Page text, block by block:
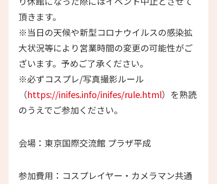
頂きます。
※当日の天候や新型コロナウイルスの感染拡
大状況等により営業時間の変更の可能性がご
ざいます。予めご了承ください。
※必ずコスプレ/写真撮影ルール
（https://inifes.info/inifes/rule.html）を熟読
のうえでご参加ください。
会場：東京国際交流館 プラザ平成
参加費用：コスプレイヤー・カメラマン共通